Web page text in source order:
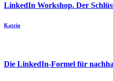
LinkedIn Workshop. Der
Katrin
Die LinkedIn-Formel für